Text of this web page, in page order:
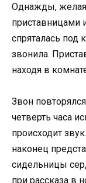
Однажды, желая
приставницами
спряталась под
звонила.
находя в
Звон
четверть часа
происходит
наконец
сидельницы
при рассказа в